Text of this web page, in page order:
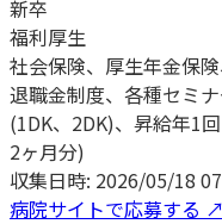
新卒
福利厚生
社会保険、厚生年金保
退職金制度、各種セミ
(1DK、2DK)、昇給年1
2ヶ月分)
収集日時: 2026/05/18
病院サイトで応募する ↗